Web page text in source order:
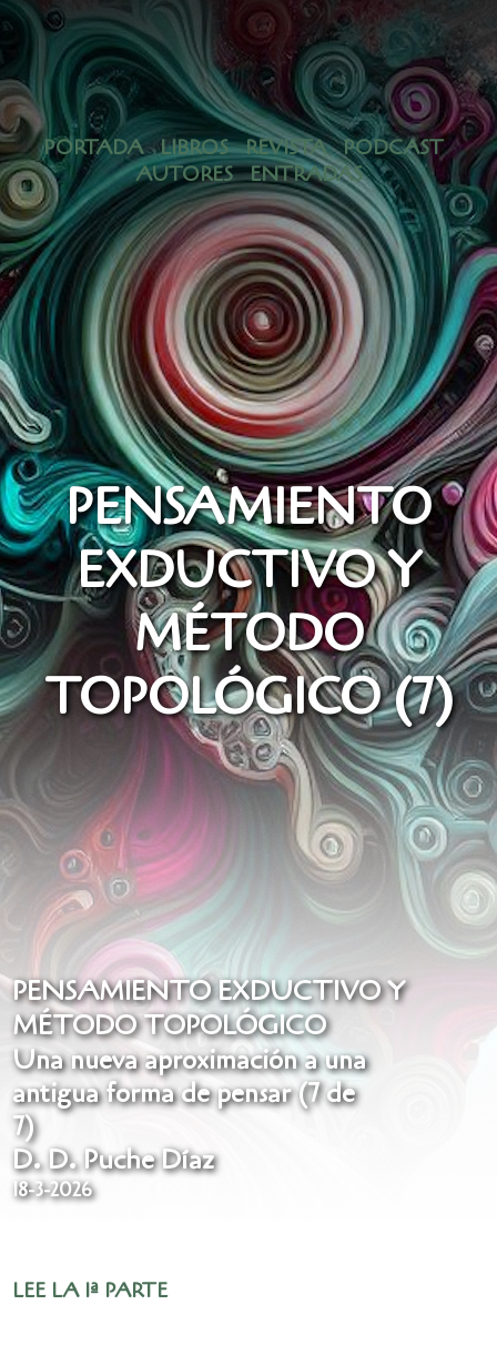
PENSAMIENTO EXDUCTIVO Y
MÉTODO TOPOLÓGICO (7 de 7)
PORTADA LIBROS REVISTA
PODCAST
AUTORES
ENTRADAS
PENSAMIENTO
EXDUCTIVO Y
MÉTODO
TOPOLÓGICO (7)
PENSAMIENTO EXDUCTIVO Y
MÉTODO TOPOLÓGICO
Una nueva aproximación a una
antigua forma de pensar (7 de
7)
D. D. Puche Díaz
18-3-2026
LEE LA 1ª PARTE